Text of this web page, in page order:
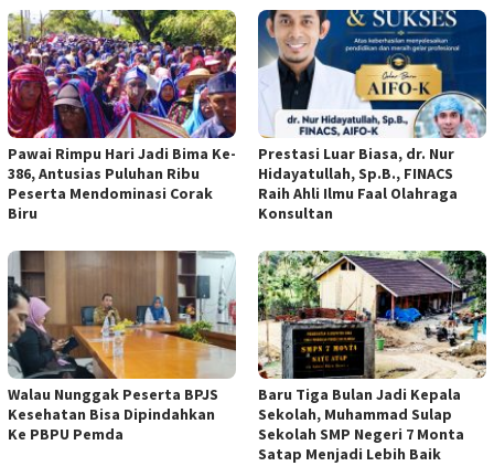
Pawai Rimpu Hari Jadi Bima Ke-
386, Antusias Puluhan Ribu
Peserta Mendominasi Corak
Biru
Prestasi Luar Biasa, dr. Nur
Hidayatullah, Sp.B., FINACS
Raih Ahli Ilmu Faal Olahraga
Konsultan
Walau Nunggak Peserta BPJS
Kesehatan Bisa Dipindahkan
Ke PBPU Pemda
Baru Tiga Bulan Jadi Kepala
Sekolah, Muhammad Sulap
Sekolah SMP Negeri 7 Monta
Satap Menjadi Lebih Baik